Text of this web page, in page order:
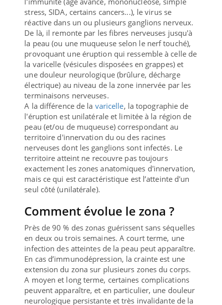
stress, SIDA, certains cancers...), le virus se
réactive dans un ou plusieurs ganglions nerveux.
De là, il remonte par les fibres nerveuses jusqu'à
la peau (ou une muqueuse selon le nerf touché),
provoquant une éruption qui ressemble à celle de
la varicelle (vésicules disposées en grappes) et
une douleur neurologique (brûlure, décharge
électrique) au niveau de la zone innervée par les
terminaisons nerveuses.
A la différence de la varicelle, la topographie de
l'éruption est unilatérale et limitée à la région de
peau (et/ou de muqueuse) correspondant au
territoire d'innervation du ou des racines
nerveuses dont les ganglions sont infectés. Le
territoire atteint ne recouvre pas toujours
exactement les zones anatomiques d'innervation,
mais ce qui est caractéristique est l’atteinte d'un
seul côté (unilatérale).
Comment évolue le zona ?
Près de 90 % des zonas guérissent sans séquelles
en deux ou trois semaines. A court terme, une
infection des atteintes de la peau peut apparaître.
En cas d’immunodépression, la crainte est une
extension du zona sur plusieurs zones du corps.
A moyen et long terme, certaines complications
peuvent apparaître, et en particulier, une douleur
neurologique persistante et très invalidante de la